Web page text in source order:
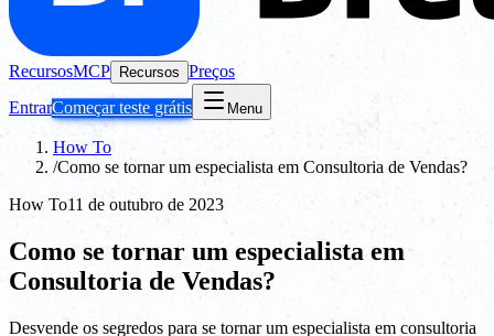
RecursosMCP Recursos Preços
EntrarComeçar teste grátis Menu
How To
/Como se tornar um especialista em Consultoria de Vendas?
How To11 de outubro de 2023
Como se tornar um especialista em
Consultoria de Vendas?
Desvende os segredos para se tornar um especialista em consultoria